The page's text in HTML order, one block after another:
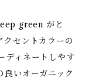
green がと
セントカラーの
ディネートしやす
良いオーガニック